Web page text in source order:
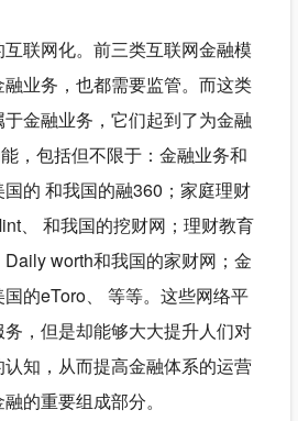
联网化。前三类互联网金融模
业务，也都需要监管。而这类
金融业务，它们起到了为金融
，包括但不限于：金融业务和
的 和我国的融360；家庭理财
、 和我国的挖财网；理财教育
worth和我国的家财网；金
的eToro、 等等。这些网络平
，但是却能够大大提升人们对
知，从而提高金融体系的运营
的重要组成部分。